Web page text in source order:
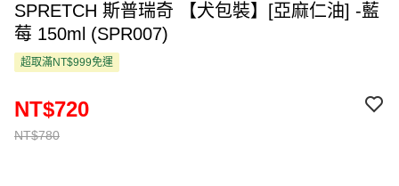
SPRETCH 斯普瑞奇 【犬包裝】[亞麻仁油] -藍
莓 150ml (SPR007)
超取滿NT$999免運
NT$780
NT$720